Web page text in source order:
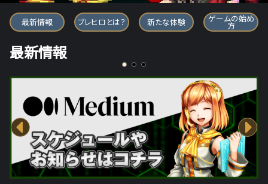
ブレイブ フロンティア ヒーローズ
最新情報 ブレヒロとは？ 新たな体験 ゲームの始め
方
最新情報